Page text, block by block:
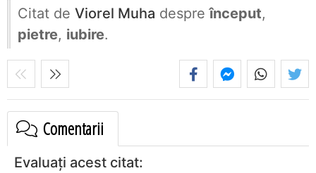
Citat de Viorel Muha despreînceput,
pietre, iubire.
Comentarii
Evaluați acest citat: